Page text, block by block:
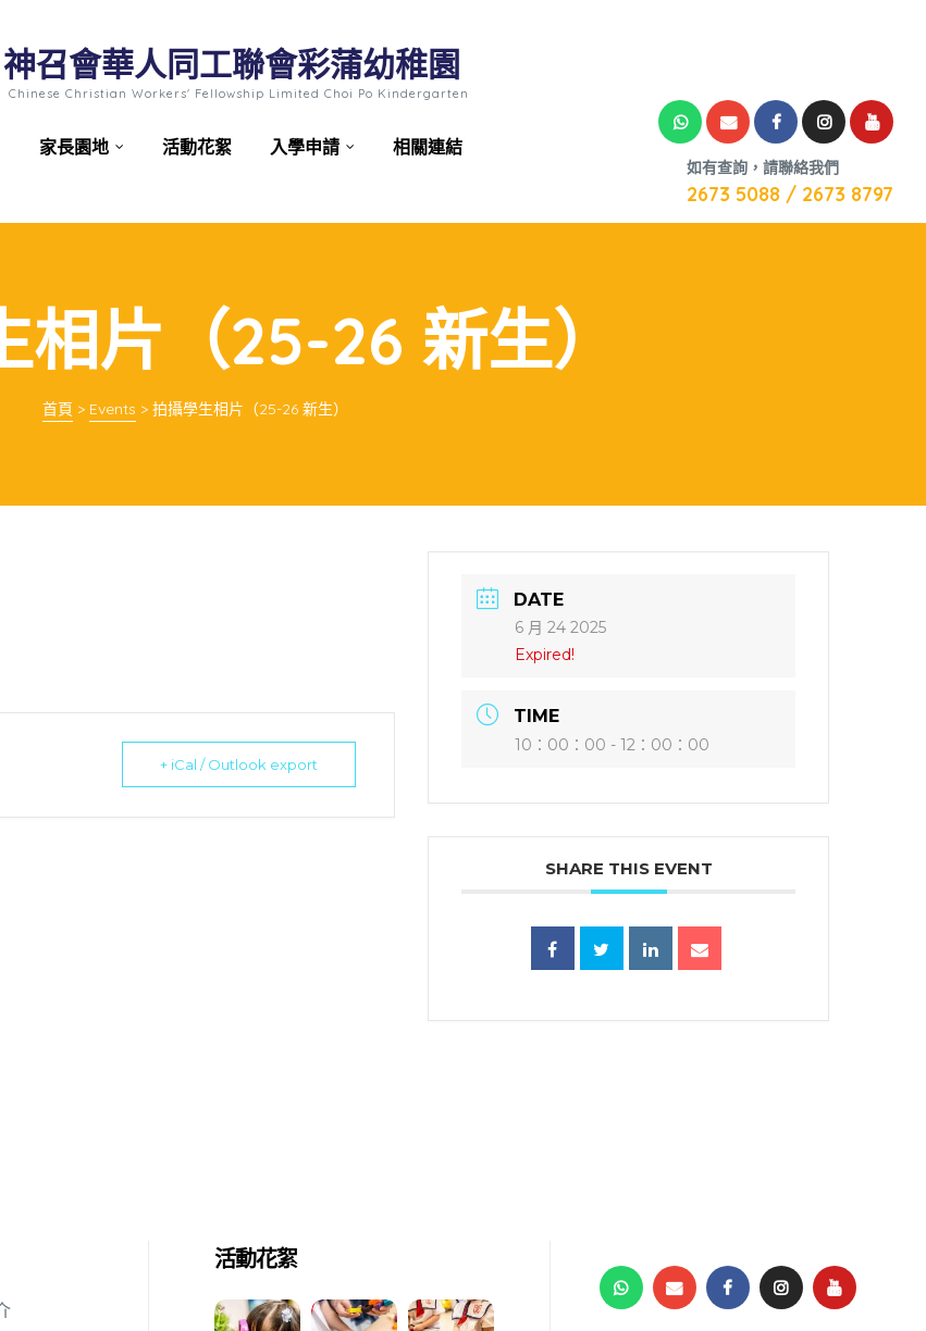
Chinese Christian Workers' Fellowship Limited Choi Po Kindergarten
神召會華人同工聯會彩蒲幼稚園
家長園地 活動花絮 入學申請
相關連結
如有查詢，請聯絡我們
2673 5088 / 2673 8797
相片（25-26 新生）
首頁 > Events > 拍攝學生相片（25-26 新生）
+ iCal / Outlook export
DATE
6 月 24 2025
Expired!
TIME
10：00：00 - 12：00：00
SHARE THIS EVENT
活動花絮